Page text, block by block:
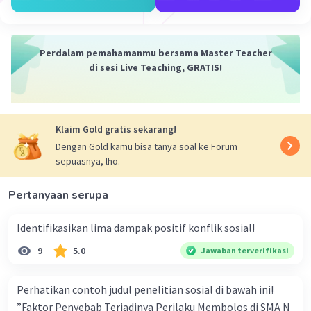
masyarakat dengan memberikan berbagai penyuluhan.
Beri Rating·0.0(0) Balas
Iklan
03 Oktober 2023 15:25
Jawaban terverifikasi
Ada banyak cara untuk mengatasi masalah sosial yang
ada di masyarakat. Berikut adalah beberapa cara yang
dapat dilakukan:
1.Pendidikan
untuk mengatasi masalah sosial. Pendidikan dapat
kesetaraan. Pendidikan juga dapat meningkatkan
Perdalam pemahamanmu bersama Master Teacher
di sesi Live Teaching, GRATIS!
Klaim Gold gratis sekarang!
Dengan Gold kamu bisa tanya soal ke Forum
sepuasnya, lho.
Pertanyaan serupa
Identifikasikan lima dampak positif konflik sosial!
9 5.0 Jawaban terverifikasi
Perhatikan contoh judul penelitian sosial di bawah ini!
”Faktor Penyebab Terjadinya Perilaku Membolos di SMA N